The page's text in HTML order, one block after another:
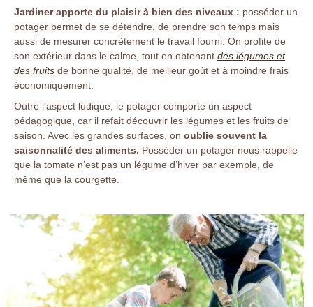
Jardiner apporte du plaisir à bien des niveaux : posséder un
potager permet de se détendre, de prendre son temps mais
aussi de mesurer concrètement le travail fourni. On profite de
son extérieur dans le calme, tout en obtenant des légumes et
des fruits de bonne qualité, de meilleur goût et à moindre frais
économiquement.
Outre l'aspect ludique, le potager comporte un aspect
pédagogique, car il refait découvrir les légumes et les fruits de
saison. Avec les grandes surfaces, on oublie souvent la
saisonnalité des aliments. Posséder un potager nous rappelle
que la tomate n’est pas un légume d’hiver par exemple, de
même que la courgette.